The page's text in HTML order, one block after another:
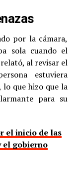
por la cámara,
sola cuando el
al revisar el
estuviera
lo que hizo que la
para su
el inicio de las
el gobierno